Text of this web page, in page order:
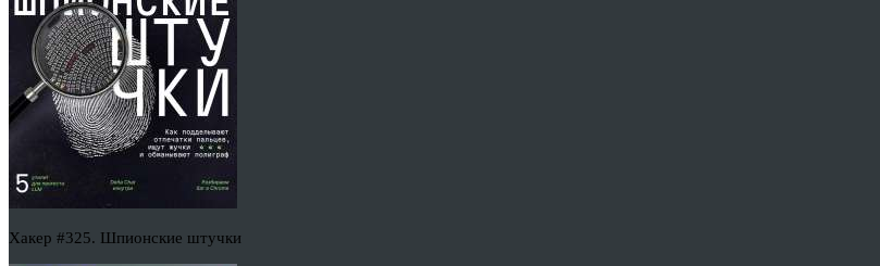
Хакер #325. Шпионские штучки